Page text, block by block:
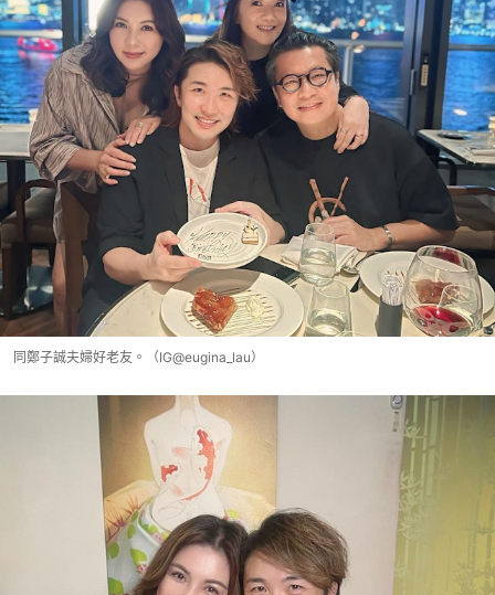
同鄭子誠夫婦好老友。（IG@eugina_lau）